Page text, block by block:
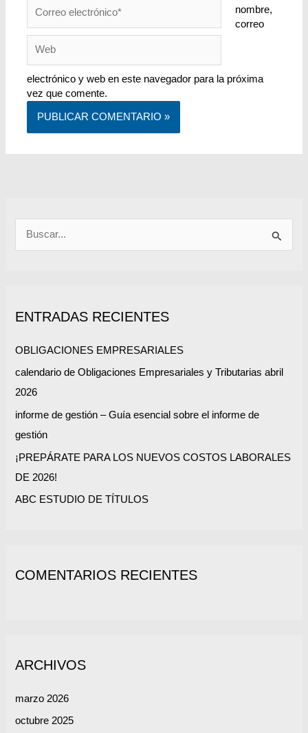
electrónico*
nombre,
correo
electrónico y web en este navegador para la próxima
vez que comente.
a
p
o
r
:
ENTRADAS RECIENTES
OBLIGACIONES EMPRESARIALES
calendario de Obligaciones Empresariales y Tributarias abril
2026
informe de gestión – Guía esencial sobre el informe de
gestión
¡PREPÁRATE PARA LOS NUEVOS COSTOS LABORALES
DE 2026!
ABC ESTUDIO DE TÍTULOS
COMENTARIOS RECIENTES
ARCHIVOS
marzo 2026
octubre 2025